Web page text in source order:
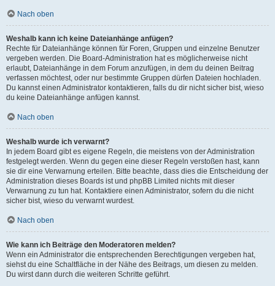
Nach oben
Weshalb kann ich keine Dateianhänge anfügen?
Rechte für Dateianhänge können für Foren, Gruppen und einzelne Benutzer
vergeben werden. Die Board-Administration hat es möglicherweise nicht
erlaubt, Dateianhänge in dem Forum anzufügen, in dem du deinen Beitrag
verfassen möchtest, oder nur bestimmte Gruppen dürfen Dateien hochladen.
Du kannst einen Administrator kontaktieren, falls du dir nicht sicher bist, wieso
du keine Dateianhänge anfügen kannst.
Nach oben
Weshalb wurde ich verwarnt?
In jedem Board gibt es eigene Regeln, die meistens von der Administration
festgelegt werden. Wenn du gegen eine dieser Regeln verstoßen hast, kann
sie dir eine Verwarnung erteilen. Bitte beachte, dass dies die Entscheidung der
Administration dieses Boards ist und phpBB Limited nichts mit dieser
Verwarnung zu tun hat. Kontaktiere einen Administrator, sofern du die nicht
sicher bist, wieso du verwarnt wurdest.
Nach oben
Wie kann ich Beiträge den Moderatoren melden?
Wenn ein Administrator die entsprechenden Berechtigungen vergeben hat,
siehst du eine Schaltfläche in der Nähe des Beitrags, um diesen zu melden.
Du wirst dann durch die weiteren Schritte geführt.